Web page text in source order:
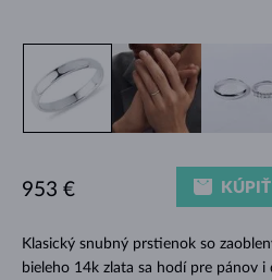
Klasický snubný prstienok so
bieleho 14k zlata sa hodí pre pánov i
953 € KÚPIŤ